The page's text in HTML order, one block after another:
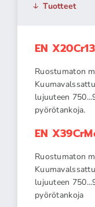
Tuotteet
EN
Ruostumaton
lujuuteen
pyörötankoja.
EN
Ruostumaton
lujuuteen
pyörötankoja